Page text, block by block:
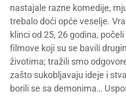
nastajale razne komedije,
trebalo doći opće veselje.
klinci od 25, 26 godina,
filmove koji su se bavili
životima; tražili smo
zašto sukobljavaju ideje i
borili se sa demonima…